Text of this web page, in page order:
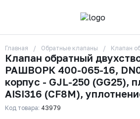
О компании
Контакты
Бренды
Отзывы
Сотрудники
Вакансии
Доставка
Главная Обратные клапаны Клапан
Клапан обратный
РАШВОРК 400-065-16,
корпус - GJL-250 (GG25),
AISI316 (CF8M),
Код товара: 43979